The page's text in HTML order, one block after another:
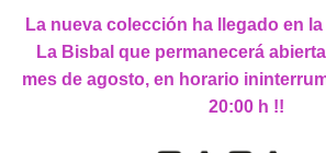
La nueva colección ha llegado en la
La Bisbal que permanecerá
mes de agosto, en horario
20:00 h !!